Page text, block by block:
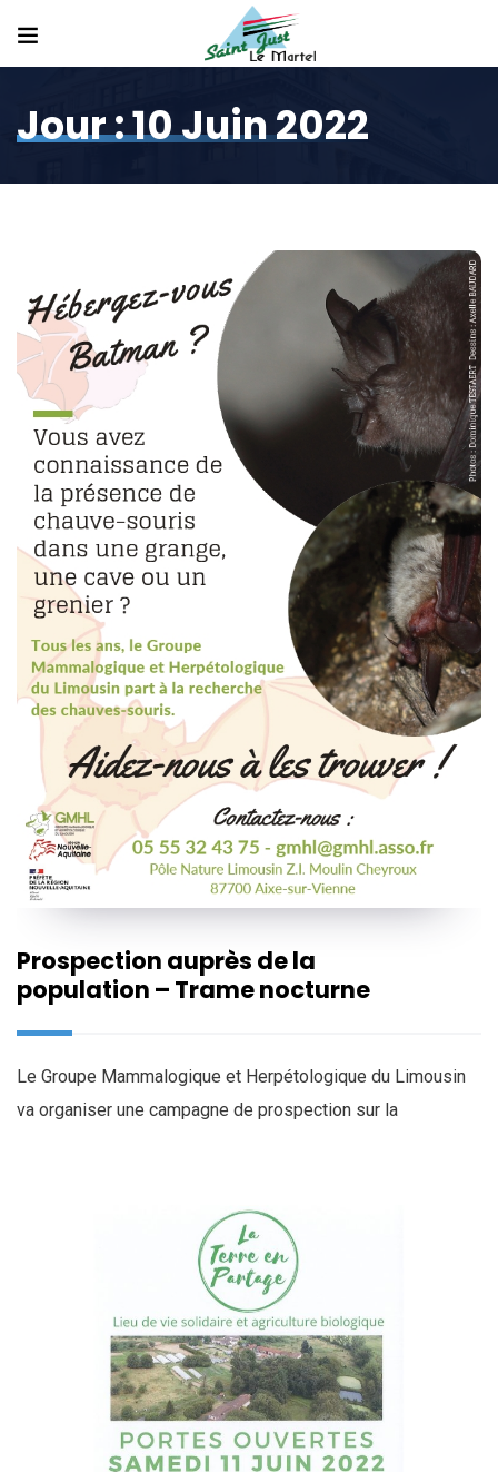
Jour :10 Juin 2022
Prospection auprès de la
population – Trame nocturne
Le Groupe Mammalogique et Herpétologique du Limousin
va organiser une campagne de prospection sur la